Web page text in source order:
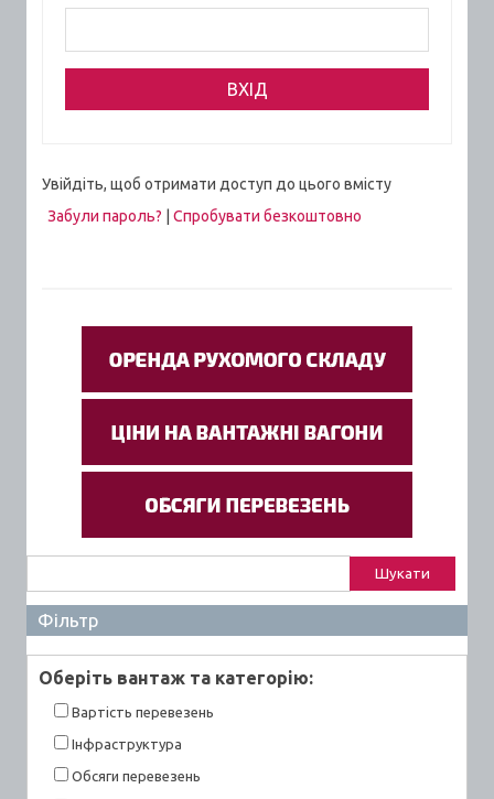
Увійдіть, щоб отримати доступ до цього вмісту
Забули пароль?
Спробувати безкоштовно
Фільтр
Оберiть вантаж та категорiю:
Вартiсть перевезень
Інфраструктура
Обсяги перевезень